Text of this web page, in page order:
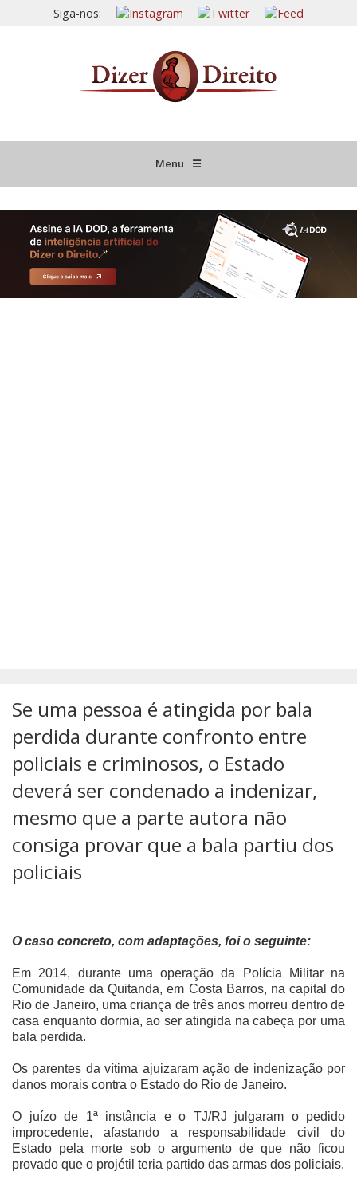
Siga-nos:
Menu ☰
JURISPRUDÊNCIA COMENTADA
INFORMATIVOS COMENTADOS
Se uma pessoa é atingida por bala
perdida durante confronto entre
policiais e criminosos, o Estado
deverá ser condenado a indenizar,
mesmo que a parte autora não
consiga provar que a bala partiu dos
policiais
O caso concreto, com adaptações, foi o seguinte:
Em 2014, durante uma operação da Polícia Militar na
Comunidade da Quitanda, em Costa Barros, na capital do
Rio de Janeiro, uma criança de três anos morreu dentro de
casa enquanto dormia, ao ser atingida na cabeça por uma
bala perdida.
Os parentes da vítima ajuizaram ação de indenização por
danos morais contra o Estado do Rio de Janeiro.
O juízo de 1ª instância e o TJ/RJ julgaram o pedido
improcedente, afastando a responsabilidade civil do
Estado pela morte sob o argumento de que não ficou
provado que o projétil teria partido das armas dos policiais.